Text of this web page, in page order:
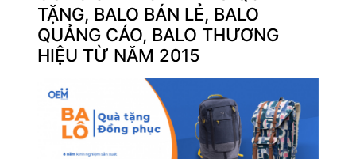
TẶNG, BALO BÁN LẺ, BALO
QUẢNG CÁO, BALO THƯƠNG
HIỆU TỪ NĂM 2015